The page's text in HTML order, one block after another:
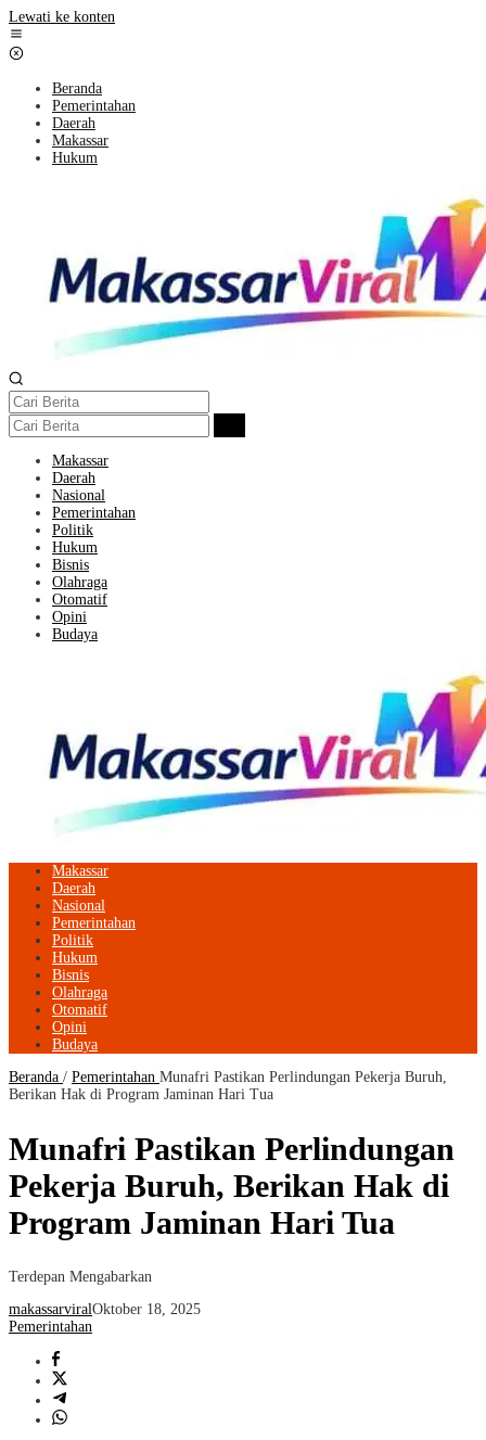
Lewati ke konten
Beranda
Pemerintahan
Daerah
Makassar
Hukum
Makassar
Daerah
Nasional
Pemerintahan
Politik
Hukum
Bisnis
Olahraga
Otomatif
Opini
Budaya
Makassar
Daerah
Nasional
Pemerintahan
Politik
Hukum
Bisnis
Olahraga
Otomatif
Opini
Budaya
Beranda / Pemerintahan Munafri Pastikan Perlindungan Pekerja Buruh,
Berikan Hak di Program Jaminan Hari Tua
Munafri Pastikan Perlindungan
Pekerja Buruh, Berikan Hak di
Program Jaminan Hari Tua
Terdepan Mengabarkan
makassarviralOktober 18, 2025
Pemerintahan